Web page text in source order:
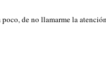
de no llamarme la